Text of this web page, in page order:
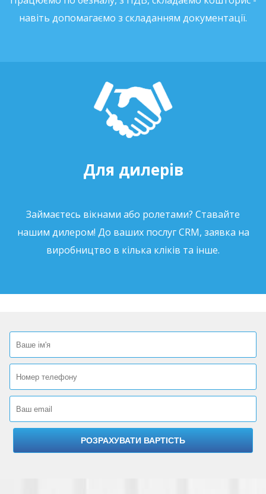
навіть допомагаємо з складанням документації.
Для дилерів
Займаєтесь вікнами або ролетами? Ставайте
нашим дилером! До ваших послуг CRM, заявка на
виробництво в кілька кліків та інше.